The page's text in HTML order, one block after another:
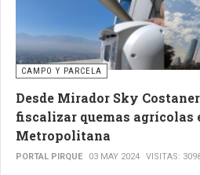
CAMPO Y PARCELA
Desde Mirador Sky
fiscalizar quemas agrícolas
Metropolitana
PORTAL PIRQUE 03 MAY 2024 VISITAS: